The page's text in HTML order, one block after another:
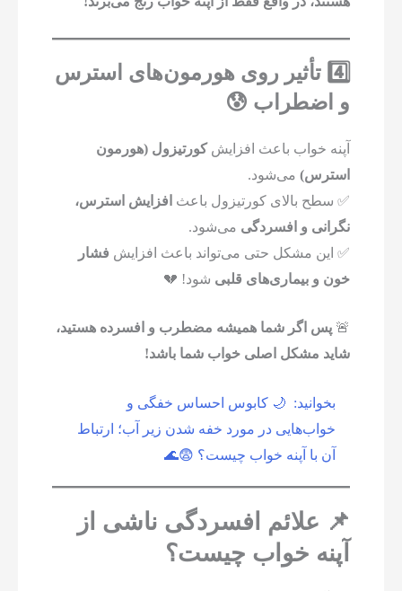
4️⃣ تأثیر روی هورمون‌های استرس
و اضطراب 😰
آپنه خواب باعث افزایشکورتیزول (هورمون
استرس) می‌شود.
✅ سطح بالای کورتیزول باعث افزایش استرس،
نگرانی و افسردگی می‌شود.
✅ این مشکل حتی می‌تواند باعث افزایش فشار
خون و بیماری‌های قلبی شود! 💔
🚨پس اگر شما همیشه مضطرب و افسرده هستید،
شاید مشکل اصلی خواب شما باشد!
بخوانید: 🌙 کابوس احساس خفگی و
خواب‌هایی در مورد خفه شدن زیر آب؛ ارتباط
آن با آپنه خواب چیست؟ 😨🌊
📌 علائم افسردگی ناشی از
آپنه خواب چیست؟